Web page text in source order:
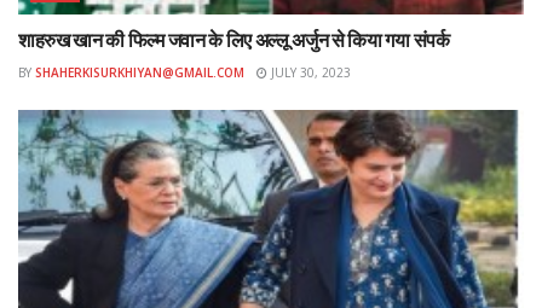
शाहरुख खान की फिल्म जवान के लिए अल्लू अर्जुन से किया गया संपर्क
BY SHAHERKISURKHIYAN@GMAIL.COM JULY 30, 2023